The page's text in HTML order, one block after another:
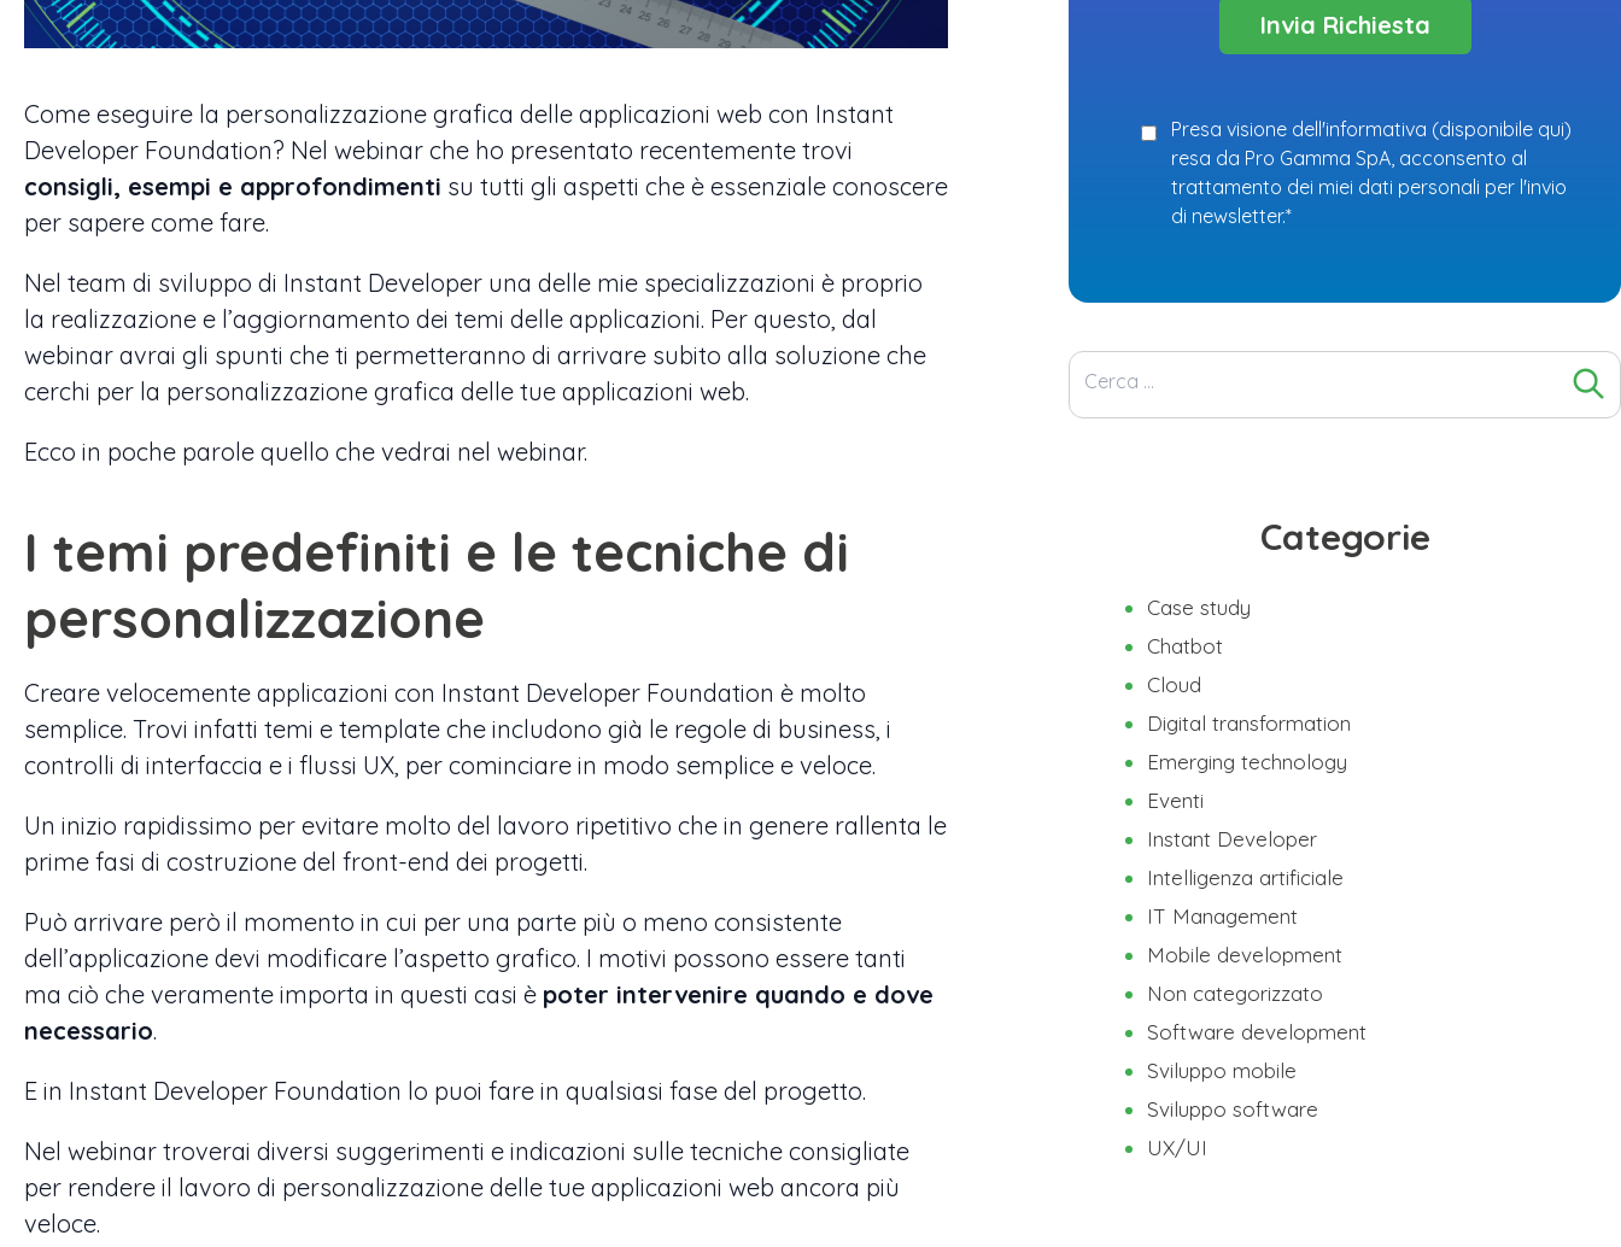
Come eseguire la personalizzazione grafica delle applicazioni web con Instant
Developer Foundation? Nel webinar che ho presentato recentemente trovi
consigli, esempi e approfondimenti su tutti gli aspetti che è essenziale conoscere
per sapere come fare.
Nel team di sviluppo di Instant Developer una delle mie specializzazioni è proprio
la realizzazione e l’aggiornamento dei temi delle applicazioni. Per questo, dal
webinar avrai gli spunti che ti permetteranno di arrivare subito alla soluzione che
cerchi per la personalizzazione grafica delle tue applicazioni web.
Ecco in poche parole quello che vedrai nel webinar.
I temi predefiniti e le tecniche di
personalizzazione
Creare velocemente applicazioni con Instant Developer Foundation è molto
semplice. Trovi infatti temi e template che includono già le regole di business, i
controlli di interfaccia e i flussi UX, per cominciare in modo semplice e veloce.
Un inizio rapidissimo per evitare molto del lavoro ripetitivo che in genere rallenta le
prime fasi di costruzione del front-end dei progetti.
Può arrivare però il momento in cui per una parte più o meno consistente
dell’applicazione devi modificare l’aspetto grafico. I motivi possono essere tanti
ma ciò che veramente importa in questi casi è poter intervenire quando e dove
necessario.
E in Instant Developer Foundation lo puoi fare in qualsiasi fase del progetto.
Nel webinar troverai diversi suggerimenti e indicazioni sulle tecniche consigliate
per rendere il lavoro di personalizzazione delle tue applicazioni web ancora più
veloce.
Presa visione dell'informativa (disponibile qui)
resa da Pro Gamma SpA, acconsento al
trattamento dei miei dati personali per l'invio
di newsletter.*
Ricerca
Categorie
Case study
Chatbot
Cloud
Digital transformation
Emerging technology
Eventi
Instant Developer
Intelligenza artificiale
IT Management
Mobile development
Non categorizzato
Software development
Sviluppo mobile
Sviluppo software
UX/UI